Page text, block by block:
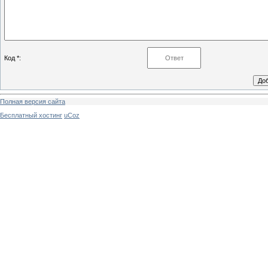
Код *:
Полная версия сайта
Бесплатный хостинг uCoz